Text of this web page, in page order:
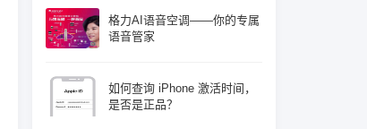
格力AI语音空调——你的专属
语音管家
如何查询 iPhone 激活时间，
是否是正品？